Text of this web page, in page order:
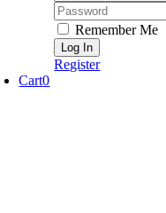
Password:
Remember Me
Register
Cart0